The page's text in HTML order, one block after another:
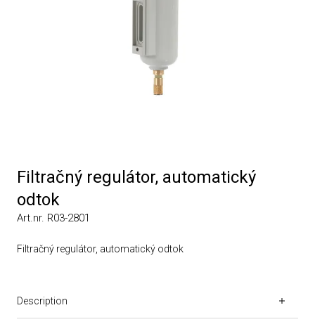
Filtračný regulátor, automatický
odtok
Art.nr. R03-2801
Filtračný regulátor, automatický odtok
Description